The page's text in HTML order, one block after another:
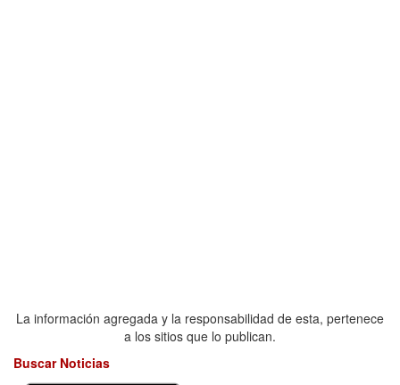
La información agregada y la responsabilidad de esta, pertenece
a los sitios que lo publican.
Buscar Noticias